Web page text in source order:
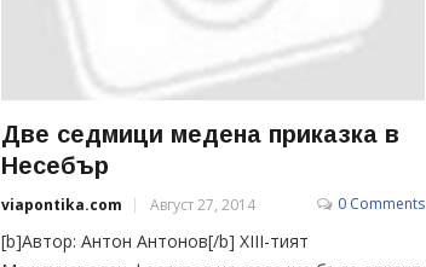
Две седмици медена приказка в
Несебър
viapontika.com Август 27, 2014 0 Comments
[b]Автор: Антон Антонов[/b] XIII-тият